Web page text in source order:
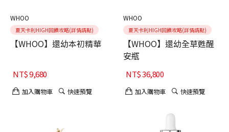
WHOO
夏天卡利HIGH回饋攻略(詳情請點)
【WHOO】還幼本初精華
NT$9,680
加入購物車 快速預覽
WHOO
夏天卡利HIGH回饋攻略(詳情請點)
【WHOO】還幼全草甦醒
安瓶
NT$36,800
加入購物車 快速預覽